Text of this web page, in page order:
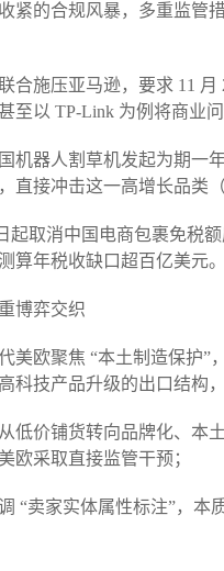
紧的合规风暴，多重监管
合施压亚马逊，要求 11
至以 TP-Link 为例将商业
机器人割草机发起为期一
接冲击这一高增长品类（
起取消中国电商包裹免税
算年税收缺口超百亿美元。​
博弈交织​
美欧聚焦 “本土制造保护”
科技产品升级的出口结构
低价铺货转向品牌化、本
欧采取直接监管干预；​
“卖家实体属性标注”，